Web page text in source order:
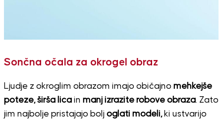
Sončna očala za okrogel obraz
Ljudje z okroglim obrazom imajo običajno mehkejše
poteze, širša licain manj izrazite robove obraza. Zato
jim najbolje pristajajo bolj oglati modeli,ki ustvarijo